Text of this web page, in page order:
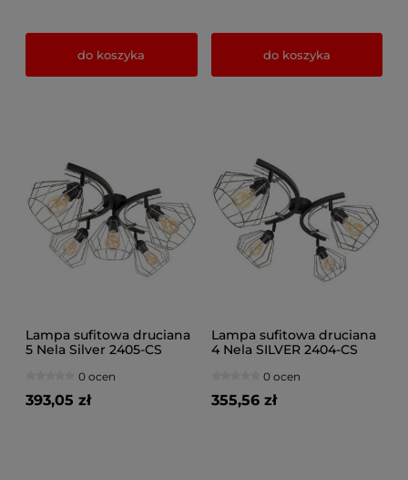
do koszyka do koszyka
Lampa sufitowa druciana
5 Nela Silver 2405-CS
0 ocen
393,05 zł
Lampa sufitowa druciana
4 Nela SILVER 2404-CS
0 ocen
355,56 zł